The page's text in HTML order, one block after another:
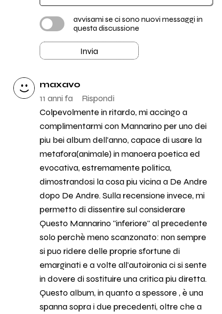
avvisami se ci sono nuovi messaggi in
questa discussione
Invia
maxavo
11 anni fa
Rispondi
Colpevolmente in ritardo, mi accingo a
complimentarmi con Mannarino per uno dei
piu bei album dell'anno, capace di usare la
metafora(animale) in manoera poetica ed
evocativa, estremamente politica,
dimostrandosi la cosa piu vicina a De Andre
dopo De Andre. Sulla recensione invece, mi
permetto di dissentire sul considerare
Questo Mannarino "inferiore" al precedente
solo perchè meno scanzonato: non sempre
si puo ridere delle proprie sfortune di
emarginati e a volte all'autoironia ci si sente
in dovere di sostituire una critica piu diretta.
Questo album, in quanto a spessore , è una
spanna sopra i due precedenti, oltre che a